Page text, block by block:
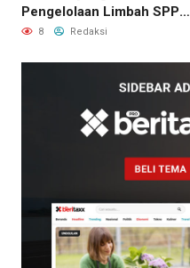
Pengelolaan Limbah SPPG
Bandung Wonosegoro 2 di
8 Redaksi
17 jam lalu
SMSI Eks
Karesidenan
Pati